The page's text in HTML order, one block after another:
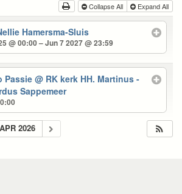
Collapse All Expand All
Hamersma-Sluis
@ 00:00 – Jun 7 2027 @ 23:59
Passie@ RK kerk HH. Martinus -
Sappemeer
2026